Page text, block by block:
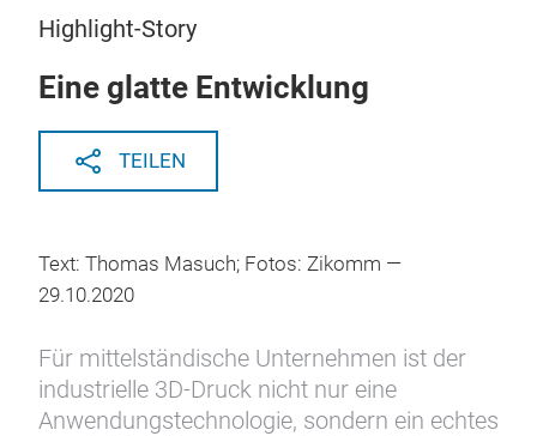
Highlight-Story
Eine glatte Entwicklung
TEILEN
Text: Thomas Masuch; Fotos: Zikomm —
29.10.2020
Für mittelständische Unternehmen ist der
industrielle 3D-Druck nicht nur eine
Anwendungstechnologie, sondern ein echtes